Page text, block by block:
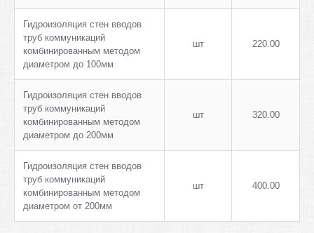
Гидроизоляция стен вводов
труб коммуникаций
комбинированным методом
диаметром до 100мм
шт 220.00
Гидроизоляция стен вводов
труб коммуникаций
комбинированным методом
диаметром до 200мм
шт 320.00
Гидроизоляция стен вводов
труб коммуникаций
комбинированным методом
диаметром от 200мм
шт 400.00